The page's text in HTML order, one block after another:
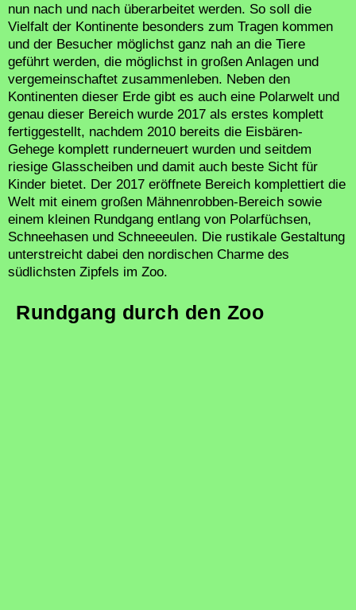
nun nach und nach überarbeitet werden. So soll die
Vielfalt der Kontinente besonders zum Tragen kommen
und der Besucher möglichst ganz nah an die Tiere
geführt werden, die möglichst in großen Anlagen und
vergemeinschaftet zusammenleben. Neben den
Kontinenten dieser Erde gibt es auch eine Polarwelt und
genau dieser Bereich wurde 2017 als erstes komplett
fertiggestellt, nachdem 2010 bereits die Eisbären-
Gehege komplett runderneuert wurden und seitdem
riesige Glasscheiben und damit auch beste Sicht für
Kinder bietet. Der 2017 eröffnete Bereich komplettiert die
Welt mit einem großen Mähnenrobben-Bereich sowie
einem kleinen Rundgang entlang von Polarfüchsen,
Schneehasen und Schneeeulen. Die rustikale Gestaltung
unterstreicht dabei den nordischen Charme des
südlichsten Zipfels im Zoo.
Rundgang durch den Zoo